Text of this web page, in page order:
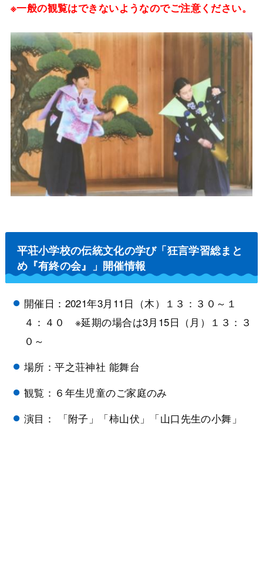
※一般の観覧はできないようなのでご注意ください。
平荘小学校の伝統文化の学び「狂言学習総まと
め『有終の会』」開催情報
開催日：2021年3月11日（木）１３：３０～１
４：４０ ※延期の場合は3月15日（月）１３：３
０～
場所：平之荘神社 能舞台
観覧：６年生児童のご家庭のみ
演目： 「附子」「柿山伏」「山口先生の小舞」